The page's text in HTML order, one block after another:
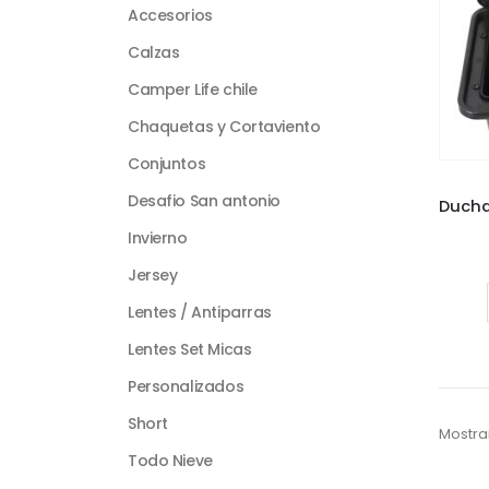
Accesorios
Calzas
Camper Life chile
Chaquetas y Cortaviento
Conjuntos
Desafio San antonio
Invierno
Jersey
Lentes / Antiparras
Lentes Set Micas
Personalizados
Short
Todo Nieve